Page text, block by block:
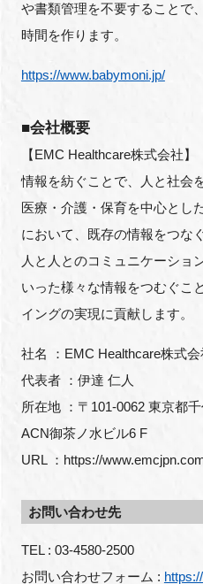
や書類管理を不要することで
時間を作ります。
https://www.babymoni.jp/
■会社概要
【EMC Healthcare株式会社】
情報を紡ぐことで、人と社会
医療・介護・保育を中心とし
において、既存の情報をつな
人と人とのコミュニケーショ
いった様々な情報をつむぐこ
イングの実現に貢献します。
社名 ：EMC Healthcare株式会
代表者 ：伊達 仁人
所在地 ：〒101-0062 東京都
ACN御茶ノ水ビル6 F
URL ：https://
お問い合わせ先
TEL : 03-4580-2500
お問い合わせフォーム :